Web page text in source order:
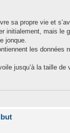
sa propre vie et
initialement, mais le
jonque.
les données
jusqu’à la taille